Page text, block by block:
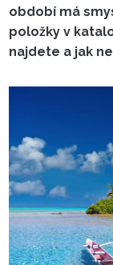
období má
položky v
najdete a jak